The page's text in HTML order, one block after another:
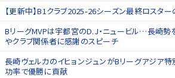
【更新中】B1クラブ2025-26シーズン最終ロスタ
BリーグMVPは宇都宮のD.J・ニュービル…長崎勢
やクラブ関係者に感謝のスピーチ
長崎ヴェルカのイヒョンジュンがBリーグアジア
功率で優勝に貢献